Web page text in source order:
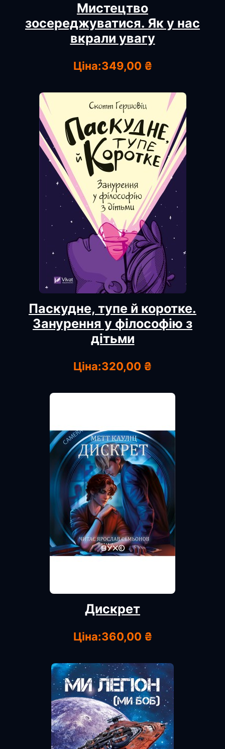
Мистецтво
зосереджуватися. Як у нас
вкрали увагу
Ціна:349,00 ₴
Паскудне, тупе й коротке.
Занурення у філософію з
дітьми
Ціна:320,00 ₴
Дискрет
Ціна:360,00 ₴